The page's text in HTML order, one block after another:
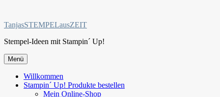
springen
TanjasSTEMPELausZEIT
Stempel-Ideen mit Stampin´ Up!
Menü
Willkommen
Stampin´ Up! Produkte bestellen
Mein Online-Shop